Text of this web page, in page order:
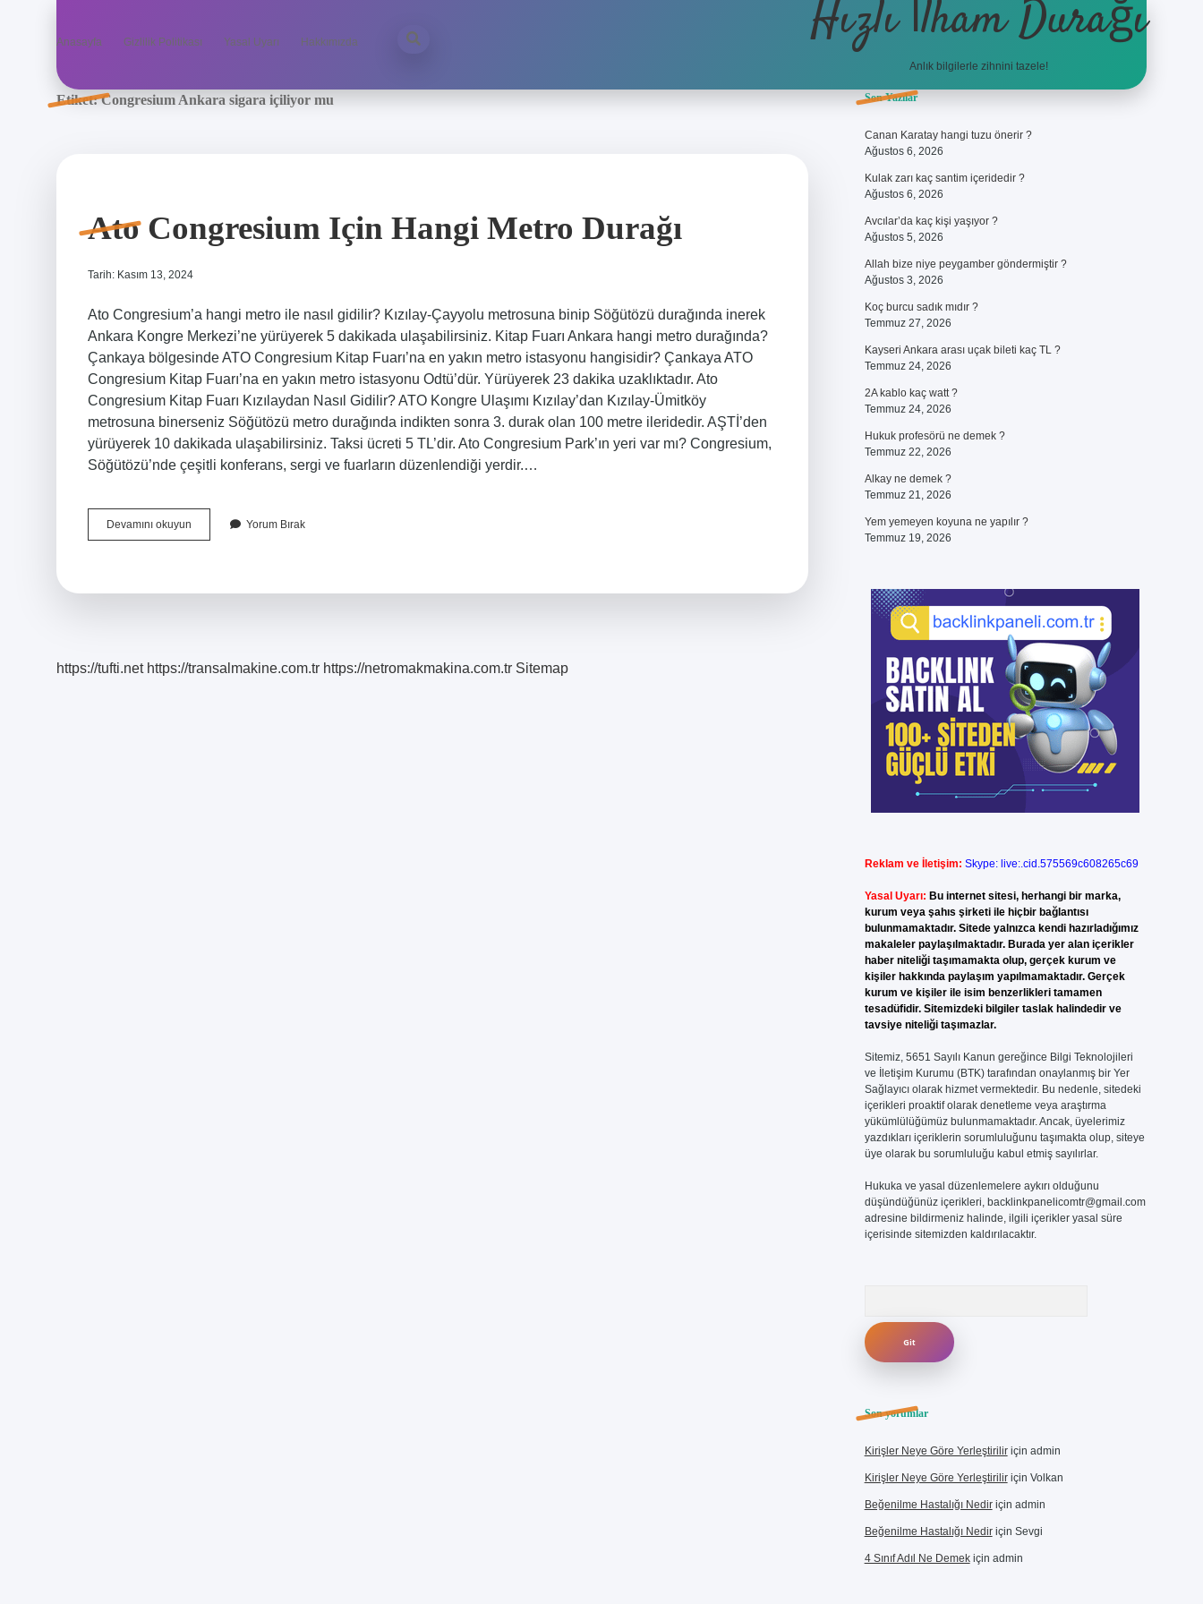
Anasayfa Gizlilik Politikası Yasal Uyarı Hakkımızda Hızlı İlham Durağı
Anlık bilgilerle zihnini tazele!
Etiket:Congresium Ankara sigara içiliyor mu
Ato Congresium Için Hangi Metro Durağı
Tarih: Kasım 13, 2024
Ato Congresium’a hangi metro ile nasıl gidilir? Kızılay-Çayyolu metrosuna binip Söğütözü durağında inerek
Ankara Kongre Merkezi’ne yürüyerek 5 dakikada ulaşabilirsiniz. Kitap Fuarı Ankara hangi metro durağında?
Çankaya bölgesinde ATO Congresium Kitap Fuarı’na en yakın metro istasyonu hangisidir? Çankaya ATO
Congresium Kitap Fuarı’na en yakın metro istasyonu Odtü’dür. Yürüyerek 23 dakika uzaklıktadır. Ato
Congresium Kitap Fuarı Kızılaydan Nasıl Gidilir? ATO Kongre Ulaşımı Kızılay’dan Kızılay-Ümitköy
metrosuna binerseniz Söğütözü metro durağında indikten sonra 3. durak olan 100 metre ileridedir. AŞTİ’den
yürüyerek 10 dakikada ulaşabilirsiniz. Taksi ücreti 5 TL’dir. Ato Congresium Park’ın yeri var mı? Congresium,
Söğütözü’nde çeşitli konferans, sergi ve fuarların düzenlendiği yerdir.…
Devamını okuyun
Congresium
Yorum Bırak
https://tufti.net https://transalmakine.com.tr https://netromakmakina.com.tr Sitemap
Sidebar
Son Yazılar
Canan Karatay hangi tuzu önerir ?
Ağustos 6, 2026
Kulak zarı kaç santim içeridedir ?
Ağustos 6, 2026
Avcılar’da kaç kişi yaşıyor ?
Ağustos 5, 2026
Allah bize niye peygamber göndermiştir ?
Ağustos 3, 2026
Koç burcu sadık mıdır ?
Temmuz 27, 2026
Kayseri Ankara arası uçak bileti kaç TL ?
Temmuz 24, 2026
2A kablo kaç watt ?
Temmuz 24, 2026
Hukuk profesörü ne demek ?
Temmuz 22, 2026
Alkay ne demek ?
Temmuz 21, 2026
Yem yemeyen koyuna ne yapılır ?
Temmuz 19, 2026
Reklam ve İletişim: Skype: live:.cid.575569c608265c69
Yasal Uyarı: Bu internet sitesi, herhangi bir marka,
kurum veya şahıs şirketi ile hiçbir bağlantısı
bulunmamaktadır. Sitede yalnızca kendi hazırladığımız
makaleler paylaşılmaktadır. Burada yer alan içerikler
haber niteliği taşımamakta olup, gerçek kurum ve
kişiler hakkında paylaşım yapılmamaktadır. Gerçek
kurum ve kişiler ile isim benzerlikleri tamamen
tesadüfidir. Sitemizdeki bilgiler taslak halindedir ve
tavsiye niteliği taşımazlar.
Sitemiz, 5651 Sayılı Kanun gereğince Bilgi Teknolojileri
ve İletişim Kurumu (BTK) tarafından onaylanmış bir Yer
Sağlayıcı olarak hizmet vermektedir. Bu nedenle, sitedeki
içerikleri proaktif olarak denetleme veya araştırma
yükümlülüğümüz bulunmamaktadır. Ancak, üyelerimiz
yazdıkları içeriklerin sorumluluğunu taşımakta olup, siteye
üye olarak bu sorumluluğu kabul etmiş sayılırlar.
Hukuka ve yasal düzenlemelere aykırı olduğunu
düşündüğünüz içerikleri, backlinkpanelicomtr@gmail.com
adresine bildirmeniz halinde, ilgili içerikler yasal süre
içerisinde sitemizden kaldırılacaktır.
Son yorumlar
Kirişler Neye Göre Yerleştiriliriçin admin
Kirişler Neye Göre Yerleştiriliriçin Volkan
Beğenilme Hastalığı Nediriçin admin
Beğenilme Hastalığı Nediriçin Sevgi
4 Sınıf Adıl Ne Demekiçin admin